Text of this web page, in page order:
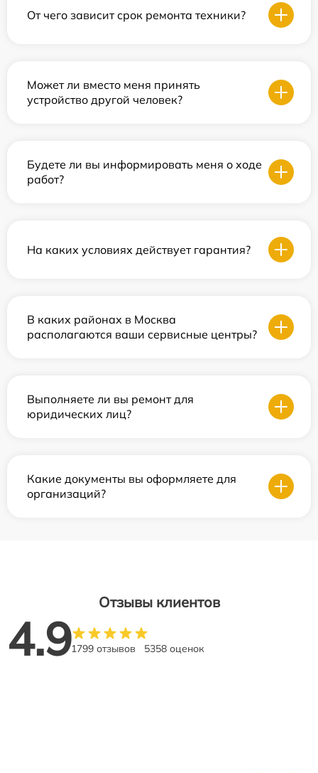
От чего зависит срок ремонта техники?
Может ли вместо меня принять
устройство другой человек?
Будете ли вы информировать меня о ходе
работ?
На каких условиях действует гарантия?
В каких районах в Москва
располагаются ваши сервисные центры?
Выполняете ли вы ремонт для
юридических лиц?
Какие документы вы оформляете для
организаций?
Отзывы клиентов
4.91799 отзывов 5358 оценок